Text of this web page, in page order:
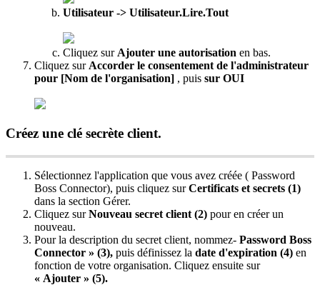
Utilisateur -> Utilisateur.Lire.Tout
Cliquez sur Ajouter une autorisation en bas.
Cliquez sur Accorder le consentement de l'administrateur
pour [Nom de l'organisation] , puis sur OUI
Créez une clé secrète client.
Sélectionnez l'application que vous avez créée ( Password
Boss Connector), puis cliquez sur Certificats et secrets (1)
dans la section Gérer.
Cliquez sur Nouveau secret client (2) pour en créer un
nouveau.
Pour la description du secret client, nommez- Password Boss
Connector » (3), puis définissez la date d'expiration (4) en
fonction de votre organisation. Cliquez ensuite sur
« Ajouter » (5).